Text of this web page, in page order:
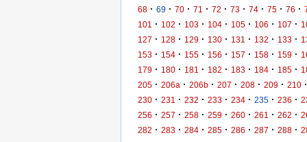
68 · 69 · 70 · 71 · 72 · 73 · 74 · 75 · 76 ·
101
· 102 · 103 · 104 · 105 · 106 · 107 ·
127 · 128 · 129 · 130 · 131 · 132 · 133 ·
153 · 154 · 155 · 156 · 157 · 158 · 159 ·
179 · 180 · 181 · 182 · 183 · 184 · 185 ·
205 · 206a · 206b · 207 · 208 · 209 · 210 ·
230 · 231 · 232 · 233 · 234 · 235 · 236 ·
256 · 257 · 258 · 259 · 260 · 261 · 262 ·
282 · 283 · 284 · 285 · 286 · 287 · 288 ·